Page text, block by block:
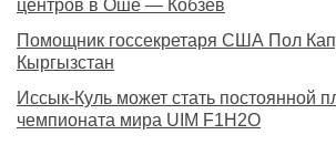
центров в Оше — Кобзев
Помощник госсекретаря США Пол
Кыргызстан
Иссык-Куль может стать постоянной
чемпионата мира UIM F1H2O